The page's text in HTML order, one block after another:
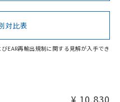
可能性があります。
のページからご検索ください
対比表
EAR再輸出規制に関する見解が入手でき
¥ 10,830